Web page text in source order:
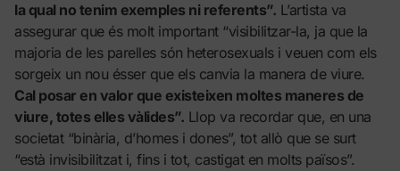
la qual no tenim exemples ni referents”. L’artista va
assegurar que és molt important “visibilitzar-la, ja que la
majoria de les parelles són heterosexuals i veuen com els
sorgeix un nou ésser que els canvia la manera de viure.
Cal posar en valor que existeixen moltes maneres de
viure, totes elles vàlides”. Llop va recordar que, en una
societat “binària, d’homes i dones”, tot allò que se surt
“està invisibilitzat i, fins i tot, castigat en molts països”.